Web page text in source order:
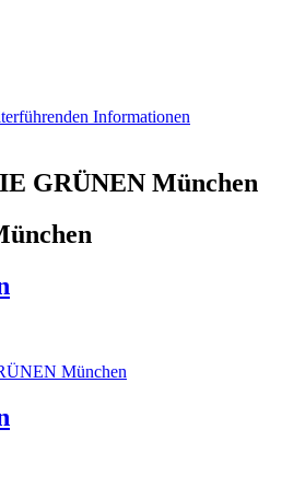
Informationen
GRÜNEN München